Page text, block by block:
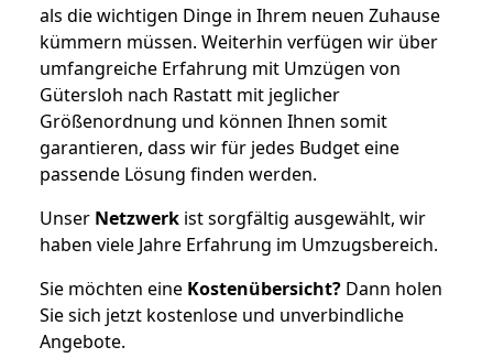
als die wichtigen Dinge in Ihrem neuen Zuhause
kümmern müssen. Weiterhin verfügen wir über
umfangreiche Erfahrung mit Umzügen von
Gütersloh nach Rastatt mit jeglicher
Größenordnung und können Ihnen somit
garantieren, dass wir für jedes Budget eine
passende Lösung finden werden.
Unser Netzwerk ist sorgfältig ausgewählt, wir
haben viele Jahre Erfahrung im Umzugsbereich.
Sie möchten eine Kostenübersicht? Dann holen
Sie sich jetzt kostenlose und unverbindliche
Angebote.